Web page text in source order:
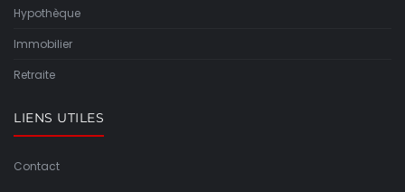
Hypothèque
Immobilier
Retraite
LIENS UTILES
Contact